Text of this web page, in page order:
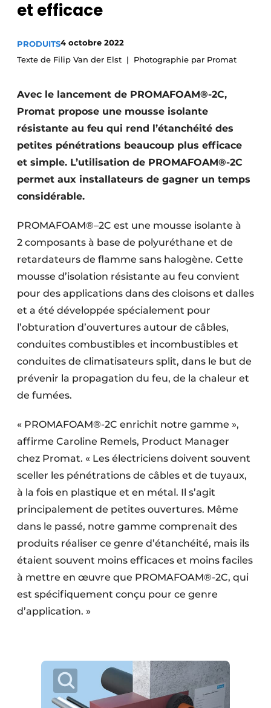
S’inscrire à l’événement
Termes et conditions
et efficace
PRODUITS4 octobre 2022
Texte de Filip Van der Elst
Photographie par Promat
Avec le lancement de PROMAFOAM®-2C,
Promat propose une mousse isolante
résistante au feu qui rend l’étanchéité des
petites pénétrations beaucoup plus efficace
et simple. L’utilisation de PROMAFOAM®-2C
permet aux installateurs de gagner un temps
considérable.
PROMAFOAM®–2C est une mousse isolante à
2 composants à base de polyuréthane et de
retardateurs de flamme sans halogène. Cette
mousse d’isolation résistante au feu convient
pour des applications dans des cloisons et dalles
et a été développée spécialement pour
l’obturation d’ouvertures autour de câbles,
conduites combustibles et incombustibles et
conduites de climatisateurs split, dans le but de
prévenir la propagation du feu, de la chaleur et
de fumées.
« PROMAFOAM®-2C enrichit notre gamme »,
affirme Caroline Remels, Product Manager
chez Promat. « Les électriciens doivent souvent
sceller les pénétrations de câbles et de tuyaux,
à la fois en plastique et en métal. Il s’agit
principalement de petites ouvertures. Même
dans le passé, notre gamme comprenait des
produits réaliser ce genre d’étanchéité, mais ils
étaient souvent moins efficaces et moins faciles
à mettre en œuvre que ­PROMAFOAM®-2C, qui
est spécifiquement conçu pour ce genre
d’application. »